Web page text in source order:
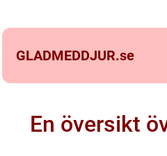
GLADMEDDJUR.se
En översikt